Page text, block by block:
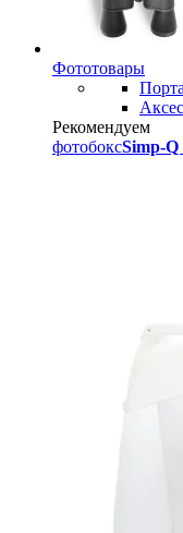
Фототовары
Рекомендуем
фотобоксSimp-